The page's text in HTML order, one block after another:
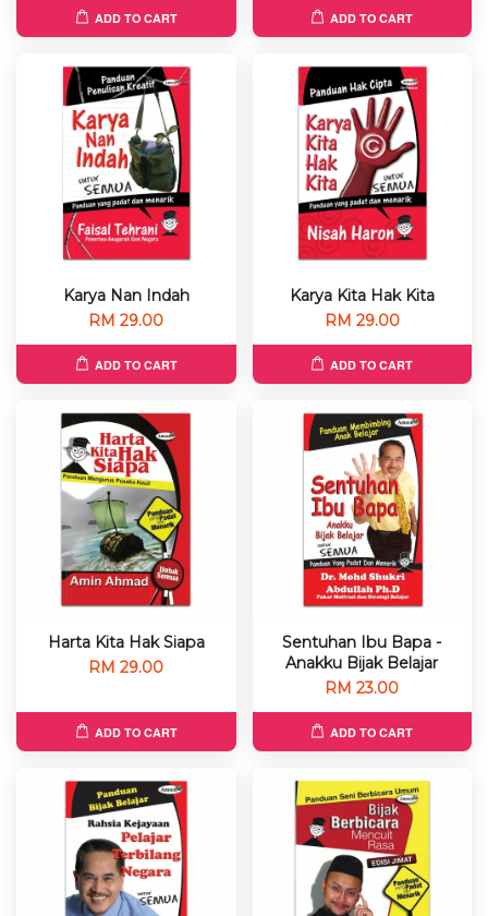
ADD TO CART ADD TO CART
Karya Nan Indah
RM 29.00
ADD TO CART
Karya Kita Hak Kita
RM 29.00
ADD TO CART
Harta Kita Hak Siapa
RM 29.00
ADD TO CART
Sentuhan Ibu Bapa -
Anakku Bijak Belajar
RM 23.00
ADD TO CART